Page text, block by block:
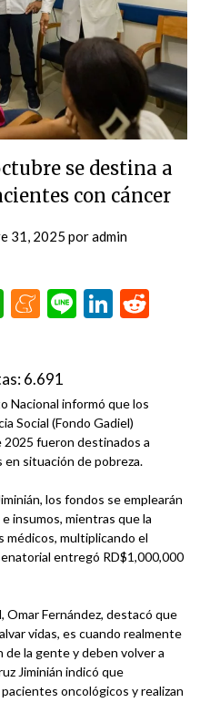
se destina a
con cáncer
31, 2025 poradmin
WhatsApp
Meneame
Line
6.691
Nacional informó que los
Social (Fondo Gadiel)
fueron destinados a
situación de pobreza.
los fondos se emplearán
insumos, mientras que la
médicos, multiplicando el
entregó RD$1,000,000
Omar Fernández, destacó que
vidas, es cuando realmente
la gente y deben volver a
Jiminián indicó que
oncológicos y realizan